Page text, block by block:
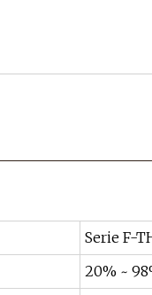
Serie F-
20% ~